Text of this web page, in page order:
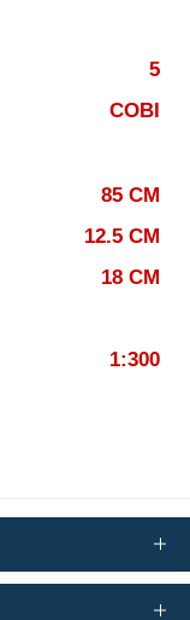
5
COBI
85 CM
12.5 CM
18 CM
1:300